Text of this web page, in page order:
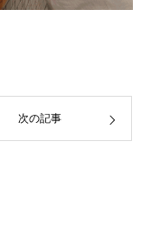
次の記事